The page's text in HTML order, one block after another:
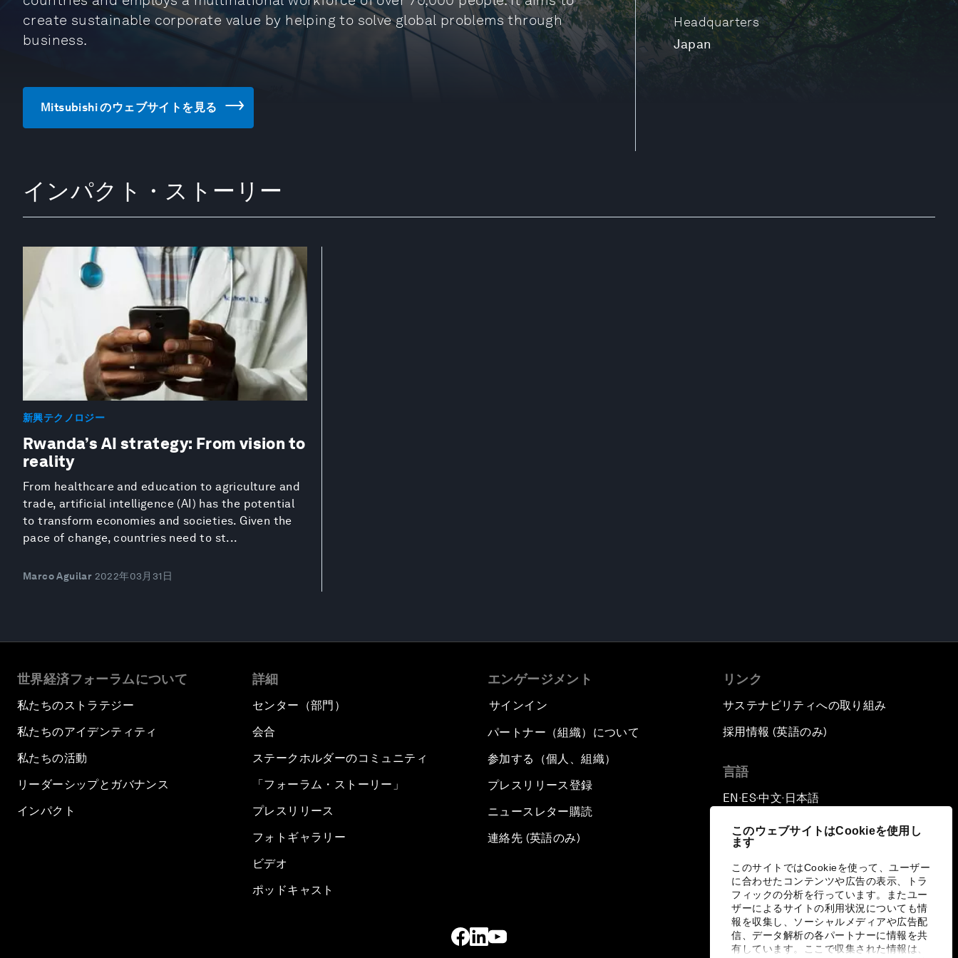
このウェブサイトはCookieを使用し
ます
このサイトではCookieを使って、ユーザー
に合わせたコンテンツや広告の表示、トラ
フィックの分析を行っています。またユー
ザーによるサイトの利用状況についても情
報を収集し、ソーシャルメディアや広告配
信、データ解析の各パートナーに情報を共
有しています。ここで収集された情報は、
Headquarters
Japan
create sustainable corporate value by helping to solve global problems through
business.
Mitsubishi のウェブサイトを見る
インパクト・ストーリー
新興テクノロジー
Rwanda’s AI strategy: From vision to
reality
From healthcare and education to agriculture and
trade, artificial intelligence (AI) has the potential
to transform economies and societies. Given the
pace of change, countries need to st...
Marco Aguilar 2022年03月31日
世界経済フォーラムについて
私たちのストラテジー
私たちのアイデンティティ
私たちの活動
リーダーシップとガバナンス
インパクト
詳細
センター（部門）
会合
ステークホルダーのコミュニティ
「フォーラム・ストーリー」
プレスリリース
フォトギャラリー
ビデオ
ポッドキャスト
エンゲージメント
サインイン
パートナー（組織）について
参加する（個人、組織）
プレスリリース登録
ニュースレター購読
連絡先 (英語のみ)
リンク
サステナビリティへの取り組み
採用情報 (英語のみ)
言語
EN ▪ES▪中文▪ 日本語